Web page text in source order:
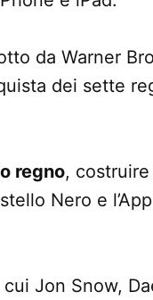
da Warner
dei sette
regno,
Nero e
Jon Snow,